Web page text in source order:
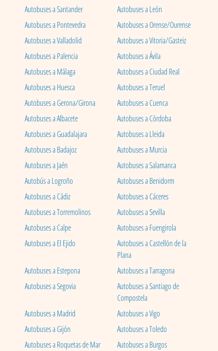
Autobuses a Santander
Autobuses a León
Autobuses a Pontevedra
Autobuses a Orense/Ourense
Autobuses a Valladolid
Autobuses a Vitoria/Gasteiz
Autobuses a Palencia
Autobuses a Ávila
Autobuses a Málaga
Autobuses a Ciudad Real
Autobuses a Huesca
Autobuses a Teruel
Autobuses a Gerona/Girona
Autobuses a Cuenca
Autobuses a Albacete
Autobuses a Córdoba
Autobuses a Guadalajara
Autobuses a Lleida
Autobuses a Badajoz
Autobuses a Murcia
Autobuses a Jaén
Autobuses a Salamanca
Autobús a Logroño
Autobuses a Benidorm
Autobuses a Cádiz
Autobuses a Cáceres
Autobuses a Torremolinos
Autobuses a Sevilla
Autobuses a Calpe
Autobuses a Fuengirola
Autobuses a El Ejido
Autobuses a Castellón de la
Plana
Autobuses a Estepona
Autobuses a Tarragona
Autobuses a Segovia
Autobuses a Santiago de
Compostela
Autobuses a Madrid
Autobuses a Vigo
Autobuses a Gijón
Autobuses a Toledo
Autobuses a Roquetas de Mar
Autobuses a Burgos